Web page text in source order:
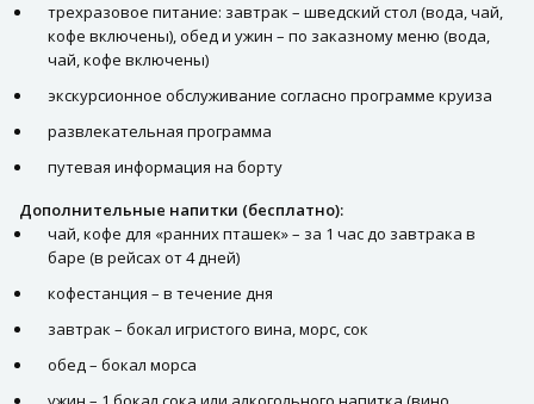
трехразовое питание: завтрак – шведский стол (вода, чай,
кофе включены), обед и ужин – по заказному меню (вода,
чай, кофе включены)
экскурсионное обслуживание согласно программе круиза
развлекательная программа
путевая информация на борту
Дополнительные напитки (бесплатно):
чай, кофе для «ранних пташек» – за 1 час до завтрака в
баре (в рейсах от 4 дней)
кофестанция – в течение дня
завтрак – бокал игристого вина, морс, сок
обед – бокал морса